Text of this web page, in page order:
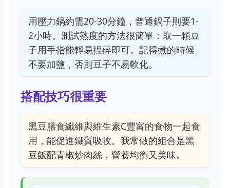
用壓力鍋約需20-30分鐘，普通鍋子則要1-
2小時。測試熟度的方法很簡單：取一顆豆
子用手指能輕易捏碎即可。記得煮的時候
不要加鹽，否則豆子不易軟化。
搭配技巧很重要
黑豆膳食纖維與維生素C豐富的食物一起食
用，能促進鐵質吸收。我常做的組合是黑
豆飯配青椒炒肉絲，營養均衡又美味。